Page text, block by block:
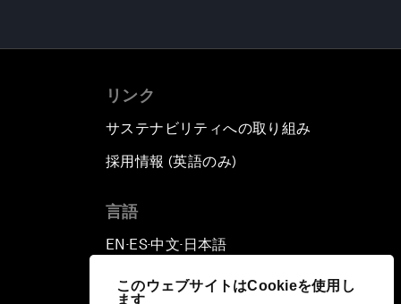
このウェブサイトはCookieを使用し
ます
リンク
サステナビリティへの取り組み
採用情報 (英語のみ)
言語
EN ▪ES▪中文▪ 日本語